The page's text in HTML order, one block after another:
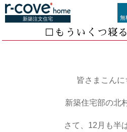
新築注文住宅 無
□もういくつ寝
皆さまこんに
新築住宅部の北
さて、12月も半